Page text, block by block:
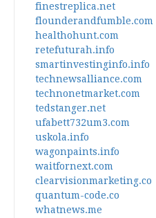
finestreplica.net
flounderandfumble.com
healthohunt.com
retefuturah.info
smartinvestinginfo.info
technewsalliance.com
technonetmarket.com
tedstanger.net
ufabett732um3.com
uskola.info
wagonpaints.info
waitfornext.com
clearvisionmarketing.co
quantum-code.co
whatnews.me